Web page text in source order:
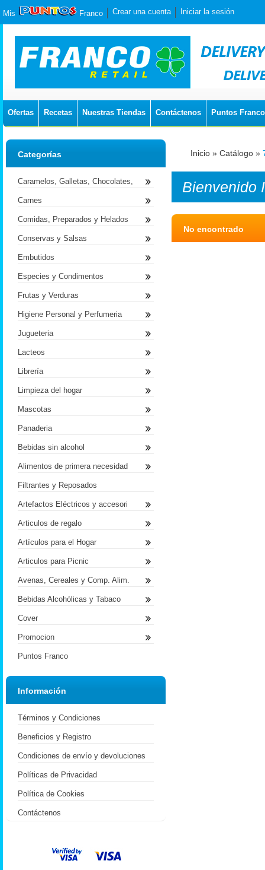
Mis Franco Crear una cuenta Iniciar la sesión
Ofertas Recetas Nuestras Tiendas Contáctenos Puntos Franco
Inicio » Catálogo »
Bienvenido
No encontrado
Categorías
Caramelos, Galletas, Chocolates,
Carnes
Comidas, Preparados y Helados
Conservas y Salsas
Embutidos
Especies y Condimentos
Frutas y Verduras
Higiene Personal y Perfumeria
Jugueteria
Lacteos
Librería
Limpieza del hogar
Mascotas
Panaderia
Bebidas sin alcohol
Alimentos de primera necesidad
Filtrantes y Reposados
Artefactos Eléctricos y accesori
Articulos de regalo
Artículos para el Hogar
Articulos para Picnic
Avenas, Cereales y Comp. Alim.
Bebidas Alcohólicas y Tabaco
Cover
Promocion
Puntos Franco
Información
Términos y Condiciones
Beneficios y Registro
Condiciones de envío y devoluciones
Políticas de Privacidad
Política de Cookies
Contáctenos